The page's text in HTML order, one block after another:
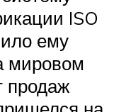
ISO
ему
мировом
продаж